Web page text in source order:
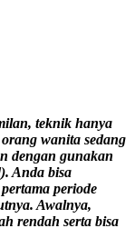
teknik hanya
wanita sedang
dengan gunakan
Anda bisa
periode
Awalnya,
rendah serta bisa